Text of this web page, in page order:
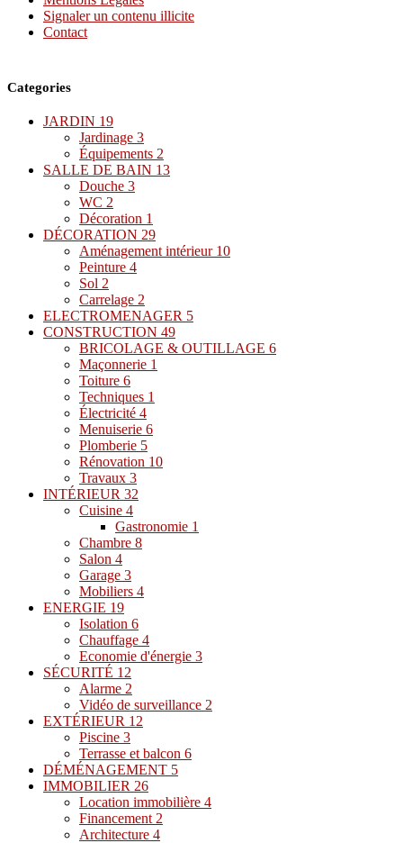
Signaler un contenu illicite
Contact
Categories
JARDIN 19
Jardinage 3
Équipements 2
SALLE DE BAIN 13
Douche 3
WC 2
Décoration 1
DÉCORATION 29
Aménagement intérieur 10
Peinture 4
Sol 2
Carrelage 2
ELECTROMENAGER 5
CONSTRUCTION 49
BRICOLAGE & OUTILLAGE 6
Maçonnerie 1
Toiture 6
Techniques 1
Électricité 4
Menuiserie 6
Plomberie 5
Rénovation 10
Travaux 3
INTÉRIEUR 32
Cuisine 4
Gastronomie 1
Chambre 8
Salon 4
Garage 3
Mobiliers 4
ENERGIE 19
Isolation 6
Chauffage 4
Economie d'énergie 3
SÉCURITÉ 12
Alarme 2
Vidéo de surveillance 2
EXTÉRIEUR 12
Piscine 3
Terrasse et balcon 6
DÉMÉNAGEMENT 5
IMMOBILIER 26
Location immobilière 4
Financement 2
Architecture 4